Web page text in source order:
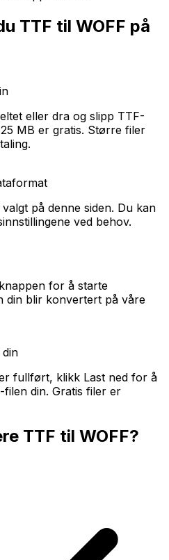
TTF til WOFF på
eller dra og slipp TTF-
MB er gratis. Større filer
på denne siden. Du kan
ved behov.
for å starte
din blir konvertert på våre
din
fullført, klikk Last ned for å
filen din. Gratis filer er
TTF til WOFF?